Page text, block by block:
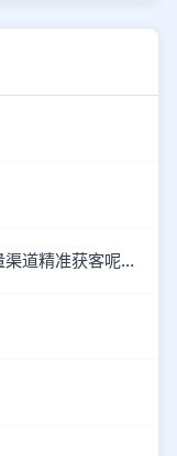
双旦节热点都备好了，如何找到高质量渠道精准获客呢？